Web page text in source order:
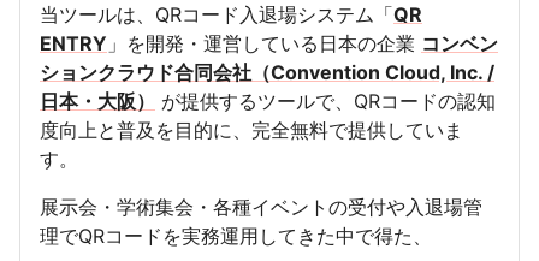
当ツールは、QRコード入退場システム「QR
ENTRY 」を開発・運営している日本の企業 コンベン
ションクラウド合同会社（Convention Cloud, Inc. /
日本・大阪）
が提供するツールで、QRコードの認知
度向上と普及を目的に、完全無料で提供していま
す。
展示会・学術集会・各種イベントの受付や入退場管
理でQRコードを実務運用してきた中で得た、